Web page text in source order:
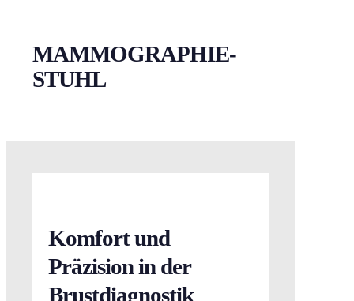
MAMMOGRAPHIE-
STUHL
Komfort und
Präzision in der
Brustdiagnostik